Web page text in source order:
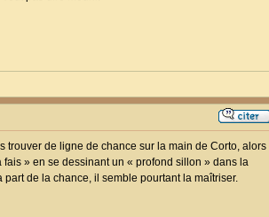
trouver de ligne de chance sur la main de Corto, alors
» en se dessinant un « profond sillon » dans la
part de la chance, il semble pourtant la maîtriser.